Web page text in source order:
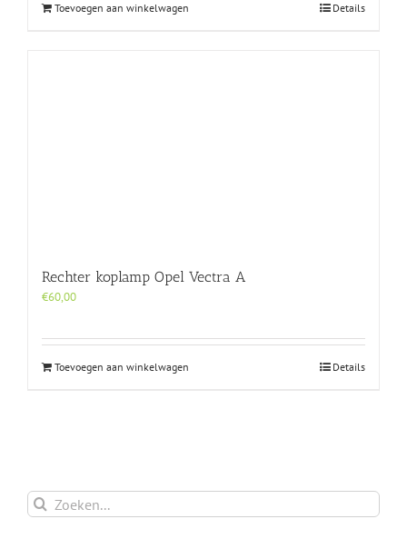
Toevoegen aan winkelwagen Details
Rechter koplamp Opel Vectra A
€60,00
Toevoegen aan winkelwagen Details
Zoeken
naar: